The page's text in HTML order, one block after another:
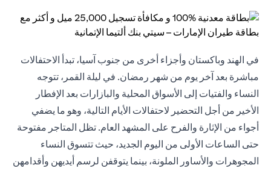
في الهند وباكستان وأجزاء أخرى من جنوب آسيا، تبدأ الاحتفالات
مباشرة بعد آخر يوم من شهر رمضان. في ليلة القمر، تتوجه
النساء والفتيات إلى الأسواق المحلية والبازارات بعد الإفطار
الأخير من أجل التحضير لاحتفالات الأيام التالية، وهو ما يضفي
أجواء من الإثارة والفرح على المشهد العام. تظل المتاجر مفتوحة
حتى الساعات الأولى من اليوم الجديد، حيث تتسوق النساء
المجوهرات والأساور الملونة، بينما يتوقفن لرسم أيديهن وأقدامهن